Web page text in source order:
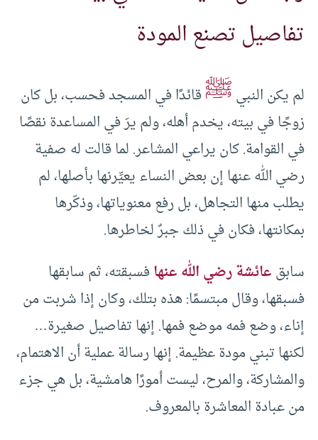
تفاصيل تصنع المودة
لم يكن النبيﷺقائدًا في المسجد فحسب، بل كان
زوجًا في بيته، يخدم أهله، ولم يرَ في المساعدة نقصًا
في القوامة. كان يراعي المشاعر. لما قالت له صفية
رضي الله عنها إن بعض النساء يعيِّرنها بأصلها، لم
يطلب منها التجاهل، بل رفع معنوياتها، وذكّرها
بمكانتها، فكان في ذلك جبرٌ لخاطرها.
سابقعائشة رضي الله عنهافسبقته، ثم سابقها
فسبقها، وقال مبتسمًا: هذه بتلك، وكان إذا شربت من
إناء، وضع فمه موضع فمها. إنها تفاصيل صغيرة…
لكنها تبني مودة عظيمة. إنها رسالة عملية أن الاهتمام،
والمشاركة، والمرح، ليست أمورًا هامشية، بل هي جزء
من عبادة المعاشرة بالمعروف.